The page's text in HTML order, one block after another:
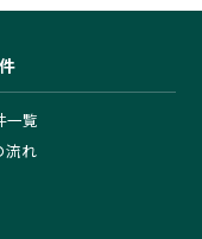
一覧
流れ